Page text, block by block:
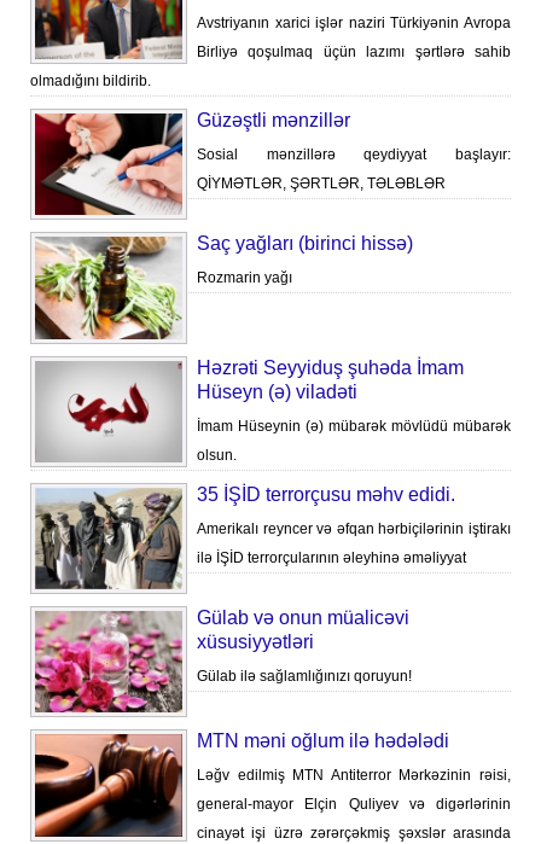
Avstriyanın xarici işlər naziri Türkiyənin Avropa
Birliyə qoşulmaq üçün lazımı şərtlərə sahib
olmadığını bildirib.
Güzəştli mənzillər
Sosial mənzillərə qeydiyyat başlayır:
QİYMƏTLƏR, ŞƏRTLƏR, TƏLƏBLƏR
Saç yağları (birinci hissə)
Rozmarin yağı
Həzrəti Seyyiduş şuhəda İmam
Hüseyn (ə) viladəti
İmam Hüseynin (ə) mübarək mövlüdü mübarək
olsun.
35 İŞİD terrorçusu məhv edidi.
Amerikalı reyncer və əfqan hərbiçilərinin iştirakı
ilə İŞİD terrorçularının əleyhinə əməliyyat
Gülab və onun müalicəvi
xüsusiyyətləri
Gülab ilə sağlamlığınızı qoruyun!
MTN məni oğlum ilə hədələdi
Ləğv edilmiş MTN Antiterror Mərkəzinin rəisi,
general-mayor Elçin Quliyev və digərlərinin
cinayət işi üzrə zərərçəkmiş şəxslər arasında